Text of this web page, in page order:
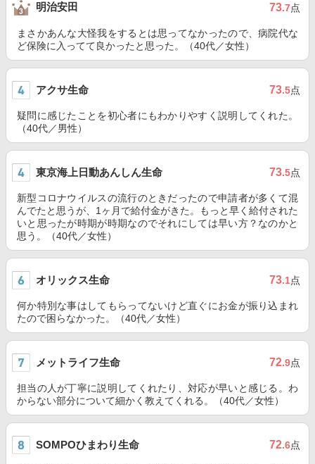
明治安田 73.7点
まさかあんな大怪我をするとは思ってなかったので、病院代な
ど保険に入ってて良かったと思った。（40代／女性）
アクサ生命 73.5点
疑問に感じたことを初心者にもわかりやすく説明してくれた。
（40代／男性）
東京海上日動あんしん生命 73.5点
新型コロナウイルスの流行のときだったので申請者が多くて混
んでたと思うが、1ヶ月で給付金がきた。もっと早く給付された
いと思ったが時期が時期なのでそれにしては早い方？なのかと
思う。（40代／女性）
オリックス生命 73.1点
何か特別な事はしてもらってないけど直ぐにお金が振り込まれ
たので困らなかった。（40代／女性）
メットライフ生命 72.9点
担当の人が丁寧に説明してくれたり、対応が早いと感じる。わ
からない部分について細かく教えてくれる。（40代／女性）
SOMPOひまわり生命 72.6点